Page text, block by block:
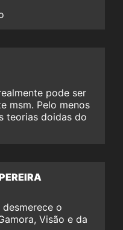
pode ser
msm. Pelo menos
teorias doidas do
o
Visão e da